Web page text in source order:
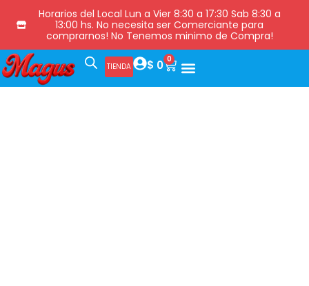
Horarios del Local Lun a Vier 8:30 a 17:30 Sab 8:30 a
13:00 hs. No necesita ser Comerciante para
comprarnos! No Tenemos minimo de Compra!
TIENDA $ 0 0